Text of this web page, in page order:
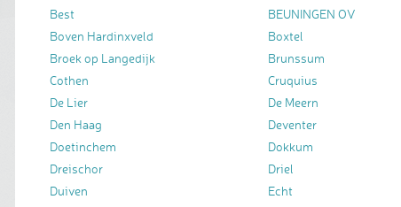
Best
BEUNINGEN OV
Boven Hardinxveld
Boxtel
Broek op Langedijk
Brunssum
Cothen
Cruquius
De Lier
De Meern
Den Haag
Deventer
Doetinchem
Dokkum
Dreischor
Driel
Duiven
Echt